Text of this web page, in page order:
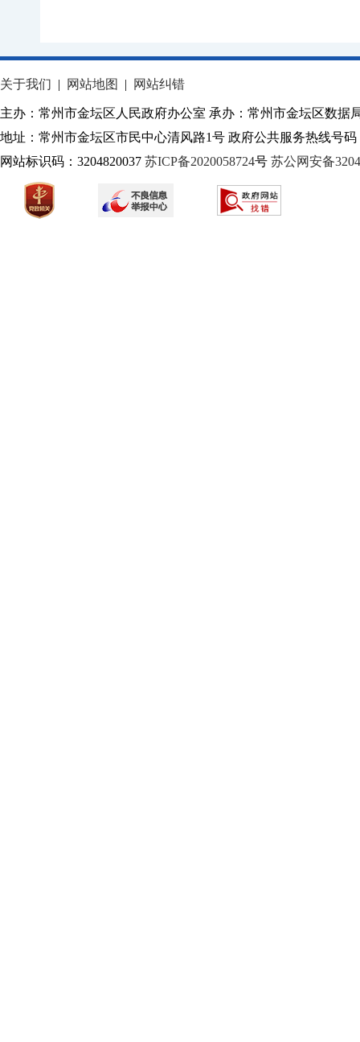
关于我们 | 网站地图 | 网站纠错
主办：常州市金坛区人民政府办公室 承办：常州市金坛区数据
地址：常州市金坛区市民中心清风路1号 政府公共服务热线号码
网站标识码：3204820037 苏ICP备2020058724号 苏公网安备